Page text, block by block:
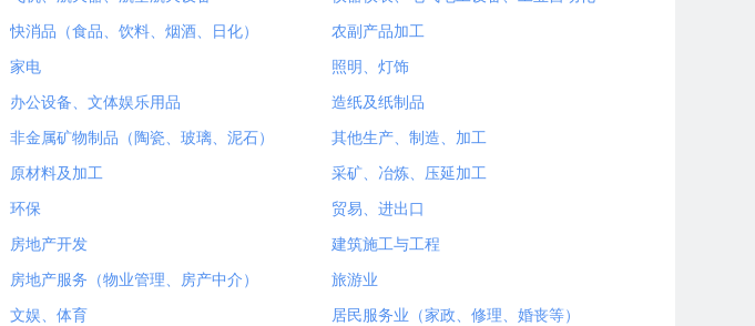
快消品（食品、饮料、烟酒、日化） 农副产品加工
家电 照明、灯饰
办公设备、文体娱乐用品 造纸及纸制品
非金属矿物制品（陶瓷、玻璃、泥石） 其他生产、制造、加工
原材料及加工 采矿、冶炼、压延加工
环保 贸易、进出口
房地产开发 建筑施工与工程
房地产服务（物业管理、房产中介） 旅游业
文娱、体育 居民服务业（家政、修理、婚丧等）